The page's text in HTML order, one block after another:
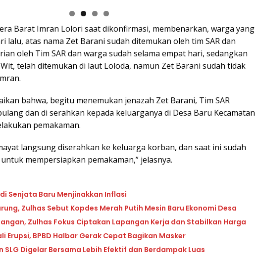
Barat Imran Lolori saat dikonfirmasi, membenarkan, warga yang
lalu, atas nama Zet Barani sudah ditemukan oleh tim SAR dan
oleh Tim SAR dan warga sudah selama empat hari, sedangkan
telah ditemukan di laut Loloda, namun Zet Barani sudah tidak
bahwa, begitu menemukan jenazah Zet Barani, Tim SAR
dan di serahkan kepada keluarganya di Desa Baru Kecamatan
pemakaman.
langsung diserahkan ke keluarga korban, dan saat ini sudah
mempersiapkan pemakaman,” jelasnya.
Senjata Baru Menjinakkan Inflasi
Zulhas Sebut Kopdes Merah Putih Mesin Baru Ekonomi Desa
Zulhas Fokus Ciptakan Lapangan Kerja dan Stabilkan Harga
Erupsi, BPBD Halbar Gerak Cepat Bagikan Masker
SLG Digelar Bersama Lebih Efektif dan Berdampak Luas